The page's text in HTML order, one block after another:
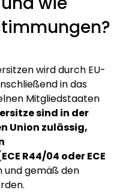
wird durch EU-
in das
Mitgliedstaaten
sind in der
Union zulässig,
R44/04 oder ECE
und gemäß den